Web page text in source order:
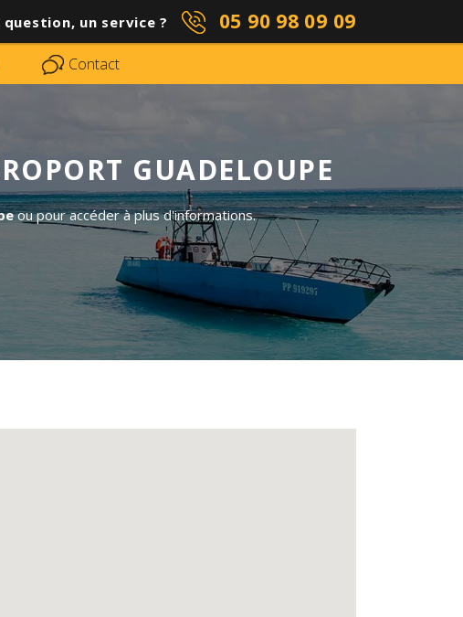
question, un service ? 05 90 98 09 09
Contact
GUADELOUPE
ou pour accéder à plus d'informations.